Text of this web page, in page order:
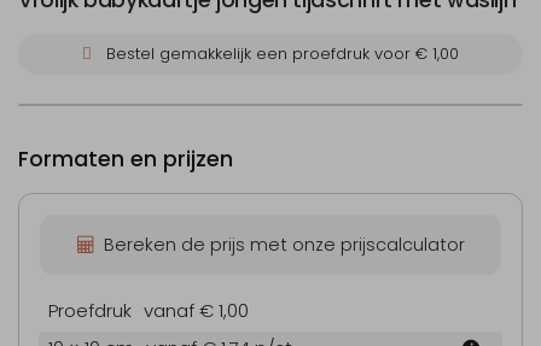
Bestel gemakkelijk een proefdruk voor € 1,00
Formaten en prijzen
Bereken de prijs met onze prijscalculator
Proefdruk vanaf € 1,00